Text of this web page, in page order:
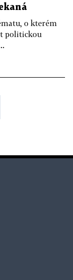
o kterém
politickou